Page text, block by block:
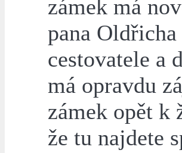
zámek má
pana
cestovatele a
má opravdu
zámek opět k
že tu najdete